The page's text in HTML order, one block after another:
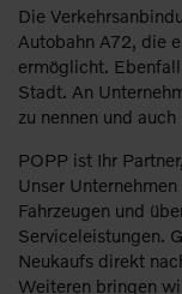
Die
Autobahn A72, die
ermöglicht.
Stadt. An
zu nennen und
POPP ist Ihr
Unser
Fahrzeugen und
Serviceleistungen.
Neukaufs direkt
Weiteren bringen